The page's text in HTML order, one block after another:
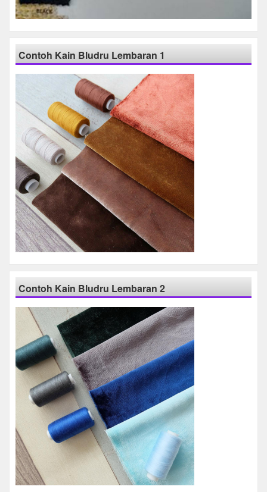
Contoh Kain Bludru Lembaran 1
Contoh Kain Bludru Lembaran 2